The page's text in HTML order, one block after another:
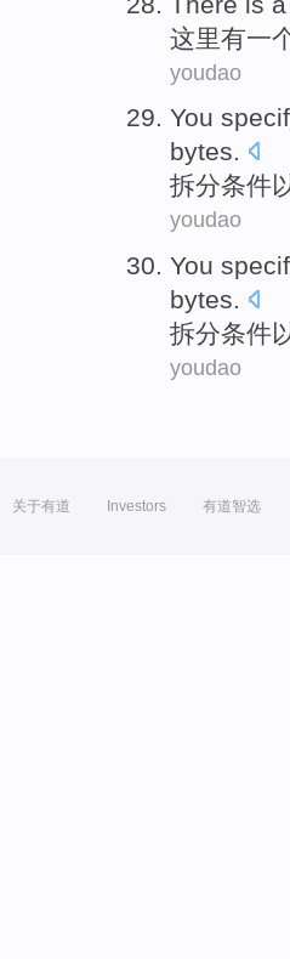
这里有一
youdao
You
bytes.
拆分条件
youdao
You
bytes.
拆分条件
youdao
关于有道 Investors 有道智选